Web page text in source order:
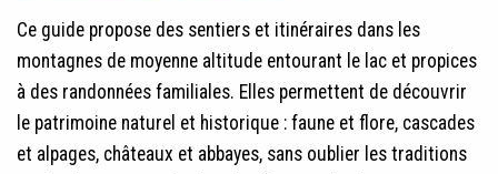
Ce guide propose des sentiers et itinéraires dans les
montagnes de moyenne altitude entourant le lac et propices
à des randonnées familiales. Elles permettent de découvrir
le patrimoine naturel et historique : faune et flore, cascades
et alpages, châteaux et abbayes, sans oublier les traditions